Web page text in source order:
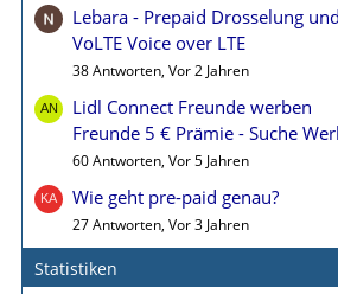
Lebara - Prepaid Drosselung und
VoLTE Voice over LTE
38 Antworten, Vor 2 Jahren
Lidl Connect Freunde werben
Freunde 5 € Prämie - Suche
60 Antworten, Vor 5 Jahren
Wie geht pre-paid genau?
27 Antworten, Vor 3 Jahren
Statistiken